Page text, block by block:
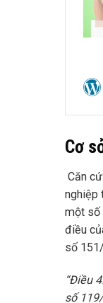
Cơ
Căn
nghiệp
một số
điều
số
“Điều
số